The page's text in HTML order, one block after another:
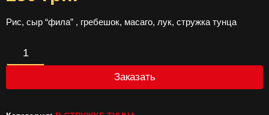
Рис, сыр “фила” , гребешок, масаго, лук, стружка тунца
Количество
Заказать